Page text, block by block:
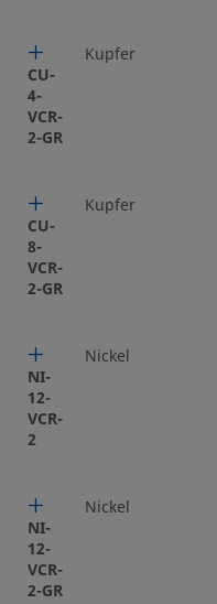
CU-
4-
VCR-
2-GR
Kupfer
CU-
8-
VCR-
2-GR
Kupfer
NI-
12-
VCR-
2
Nickel
NI-
12-
VCR-
2-GR
Nickel